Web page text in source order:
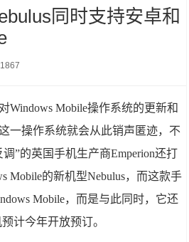
同时支持安卓和
Windows Mobile操作系统的更新和
一操作系统就会从此销声匿迹，不
”的英国手机生产商Emperion还打
Mobile的新机型Nebulus，而这款手
Mobile，而是与此同时，它还
计今年开放预订。